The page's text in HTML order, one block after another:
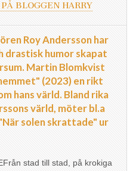
BLOGGEN HARRY
Roy Andersson har
drastisk humor skapat
Martin Blomkvist
(2023) en rikt
hans värld. Bland rika
värld, möter bl.a
solen skrattade" ur
stad till stad, på krokiga